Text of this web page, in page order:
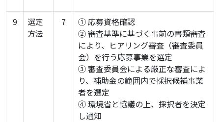
9
選定
方法
7
① 応募資格確認
② 審査基準に基づく事前の書類審査
により、ヒアリング審査（審査委員
会）を行う応募事業を選定
③ 審査委員会による厳正な審査によ
り、補助金の範囲内で採択候補事業
者を選定
④ 環境省と協議の上、採択者を決定
し通知